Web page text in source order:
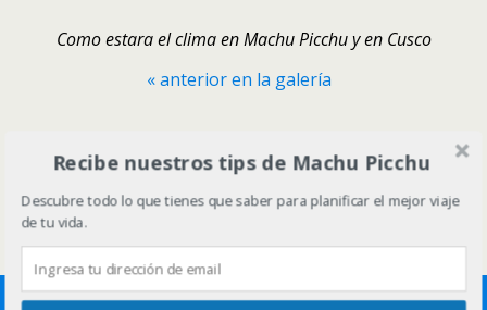
Como estara el clima en Machu Picchu y en Cusco
« anterior en la galería
Volver arriba
Móvil Escritorio
Recibe nuestros tips de Machu Picchu
Descubre todo lo que tienes que saber para planificar el mejor viaje
de tu vida.